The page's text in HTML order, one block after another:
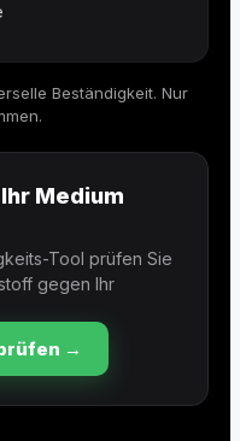
Beständigkeit. Nur
Medium
Tool prüfen Sie
gegen Ihr
→